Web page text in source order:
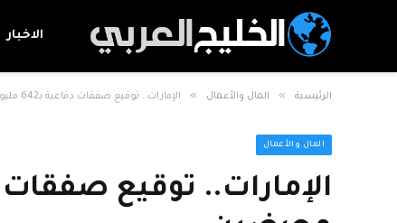
الاخبار
الرئيسية » المال والأعمال » الإمارات.. توقيع صفقات دفاعية بـ642 مليون دولار في معرضين
المال والأعمال